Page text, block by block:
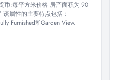
币:每平方米价格 房产面积为 90
属性的主要特点包括：
Furnished和Garden View.